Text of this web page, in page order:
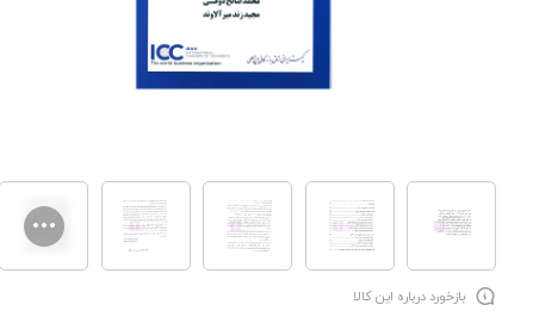
بازخورد درباره این کالا